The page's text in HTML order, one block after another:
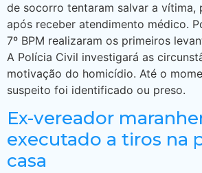
de socorro tentaram salvar a vítima,
após receber atendimento médico.
7º BPM realizaram os primeiros
A Polícia Civil investigará as
motivação do homicídio. Até o
suspeito foi identificado ou preso.
Ex-vereador
executado a tiros na
casa